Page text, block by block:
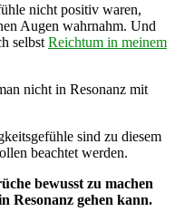
nicht positiv waren,
Augen wahrnahm. Und
selbst Reichtum in meinem
nicht in Resonanz mit
sind zu diesem
beachtet werden.
bewusst zu machen
Resonanz gehen kann.